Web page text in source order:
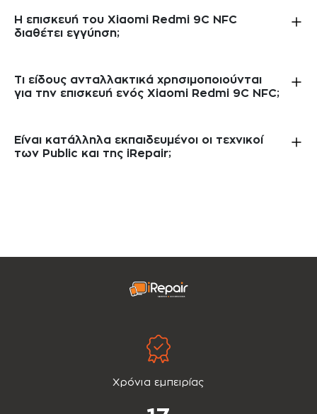
Η επισκευή του Xiaomi Redmi 9C NFC
διαθέτει εγγύηση;
Τι είδους ανταλλακτικά χρησιμοποιούνται
για την επισκευή ενός Xiaomi Redmi 9C NFC;
Είναι κατάλληλα εκπαιδευμένοι οι τεχνικοί
των Public και της iRepair;
Χρόνια εμπειρίας